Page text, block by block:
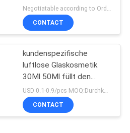
CONTACT
kundenspezifische
luftlose Glaskosmetik
30Ml 50Ml füllt den
bestätigten Pumpen-
Sprüher ISO90001 ab
CONTACT